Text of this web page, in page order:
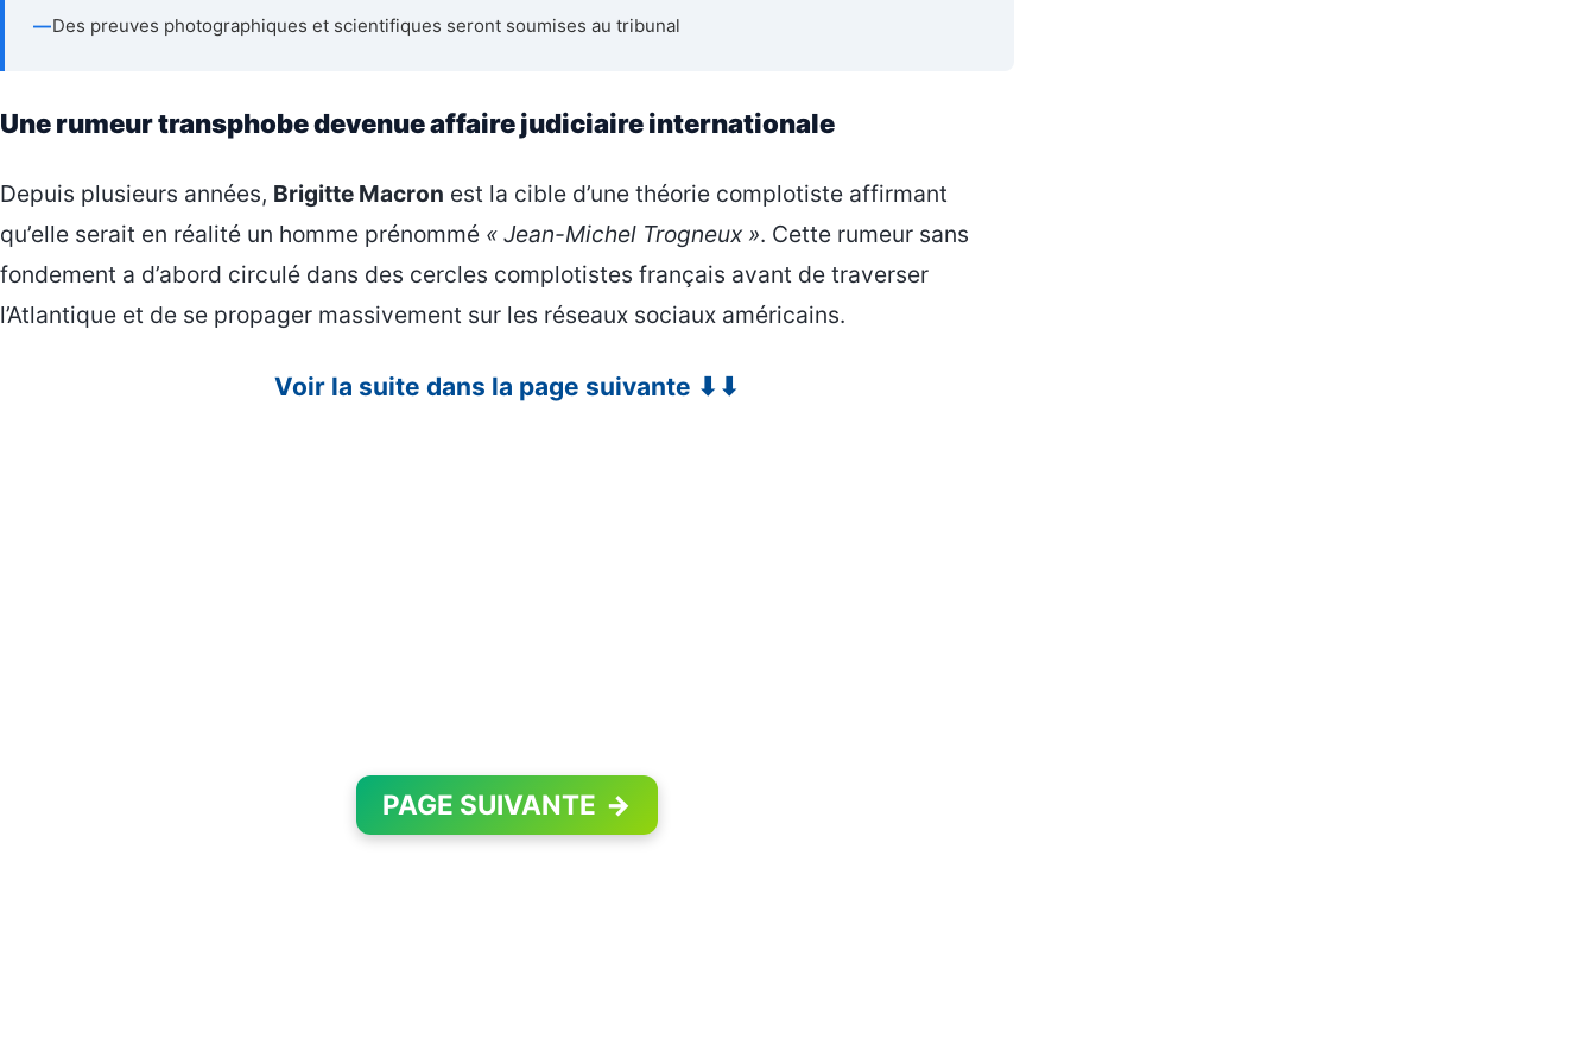
—Des preuves photographiques et scientifiques seront soumises au tribunal
Une rumeur transphobe devenue affaire judiciaire internationale
Depuis plusieurs années, Brigitte Macron est la cible d’une théorie complotiste affirmant
qu’elle serait en réalité un homme prénommé « Jean-Michel Trogneux ». Cette rumeur sans
fondement a d’abord circulé dans des cercles complotistes français avant de traverser
l’Atlantique et de se propager massivement sur les réseaux sociaux américains.
Voir la suite dans la page suivante ⬇⬇
PAGE SUIVANTE →